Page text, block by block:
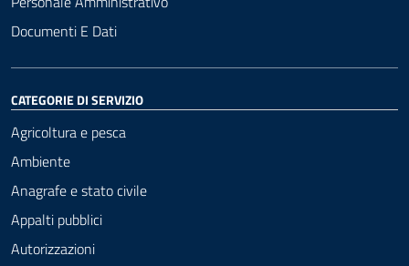
Documenti E Dati
CATEGORIE DI SERVIZIO
Agricoltura e pesca
Ambiente
Anagrafe e stato civile
Appalti pubblici
Autorizzazioni